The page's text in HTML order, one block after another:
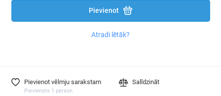
Pievienot
Atradi lētāk?
Pievienot vēlmju sarakstam
Pievienots 1 person
Salīdzināt